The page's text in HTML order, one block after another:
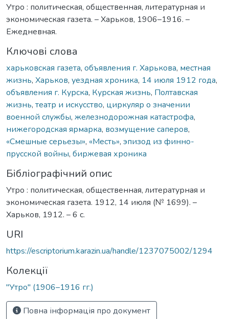
Утро : политическая, общественная, литературная и
экономическая газета. – Харьков, 1906–1916. –
Ежедневная.
Ключові слова
харьковская газета, объявления г. Харькова, местная
жизнь, Харьков, уездная хроника, 14 июля 1912 года,
объявления г. Курска, Курская жизнь, Полтавская
жизнь, театр и искусство, циркуляр о значении
военной службы, железнодорожная катастрофа,
нижегородская ярмарка, возмущение саперов,
«Смешные серьезы», «Месть», эпизод из финно-
прусской войны, биржевая хроника
Бібліографічний опис
Утро : политическая, общественная, литературная и
экономическая газета. 1912, 14 июля (№ 1699). –
Харьков, 1912. – 6 с.
URI
https://escriptorium.karazin.ua/handle/1237075002/1294
Колекції
"Утро" (1906–1916 гг.)
Повна інформація про документ